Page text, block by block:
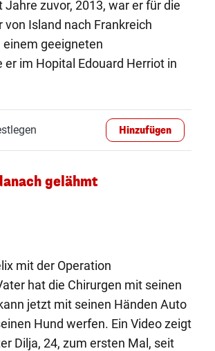
zuvor, 2013, war er für die
Island nach Frankreich
einem geeigneten
im Hopital Edouard Herriot in
Hinzufügen
gelähmt
mit der Operation
hat die Chirurgen mit seinen
jetzt mit seinen Händen Auto
Hund werfen. Ein Video zeigt
Dilja, 24, zum ersten Mal, seit